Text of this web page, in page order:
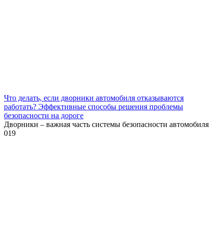
Что делать, если дворники автомобиля отказываются
работать? Эффективные способы решения проблемы
безопасности на дороге
Дворники – важная часть системы безопасности автомобиля
019